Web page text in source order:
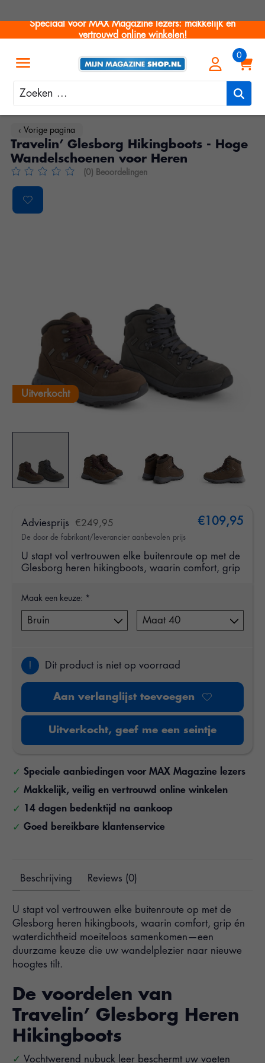
Speciaal voor MAX Magazine lezers: makkelijk en
vertrouwd online winkelen!
Zoeken
‹ Vorige pagina
Travelin’ Glesborg Hikingboots - Hoge
Wandelschoenen voor Heren
De beoordeling van dit product is0van de 5
(0) Beoordelingen
Product image slideshow Items
Uitverkocht
Adviesprijs €249,95
De door de fabrikant/leverancier aanbevolen prijs
€109,95
U stapt vol vertrouwen elke buitenroute op met de
Glesborg heren hikingboots, waarin comfort, grip
Maak een keuze: *
! Dit product is niet op voorraad
Aan verlanglijst toevoegen
Uitverkocht, geef me een seintje
Speciale aanbiedingen voor MAX Magazine lezers
Makkelijk, veilig en vertrouwd online winkelen
14 dagen bedenktijd na aankoop
Goed bereikbare klantenservice
Beschrijving Reviews (0)
U stapt vol vertrouwen elke buitenroute op met de
Glesborg heren hikingboots, waarin comfort, grip én
waterdichtheid moeiteloos samenkomen—een
duurzame keuze die uw wandelplezier naar nieuwe
hoogtes tilt.
De voordelen van
Travelin’ Glesborg Heren
Hikingboots
Vochtwerend nubuck leer beschermt uw voeten